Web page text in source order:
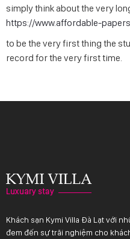
simply think about the very
https://www.affordable-
to be the very first thing the
record for the very first time.
Khách sạn Kymi Villa Đà Lạt với
đem đến sự trãi nghiệm cho